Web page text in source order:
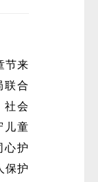
节来
联合
社会
儿童
心护
保护